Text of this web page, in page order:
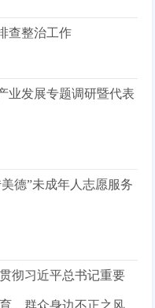
查整治工作
业发展专题调研暨代表
德”未成年人志愿服务
彻习近平总书记重要
、群众身边不正之风